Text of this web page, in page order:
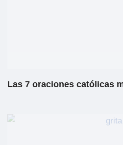
Las 7 oraciones católicas